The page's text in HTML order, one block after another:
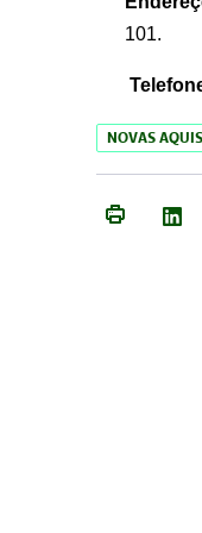
101.
NOVAS